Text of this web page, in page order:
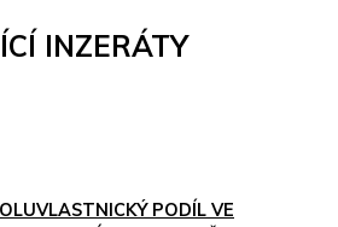
INZERÁTY
PODÍL VE